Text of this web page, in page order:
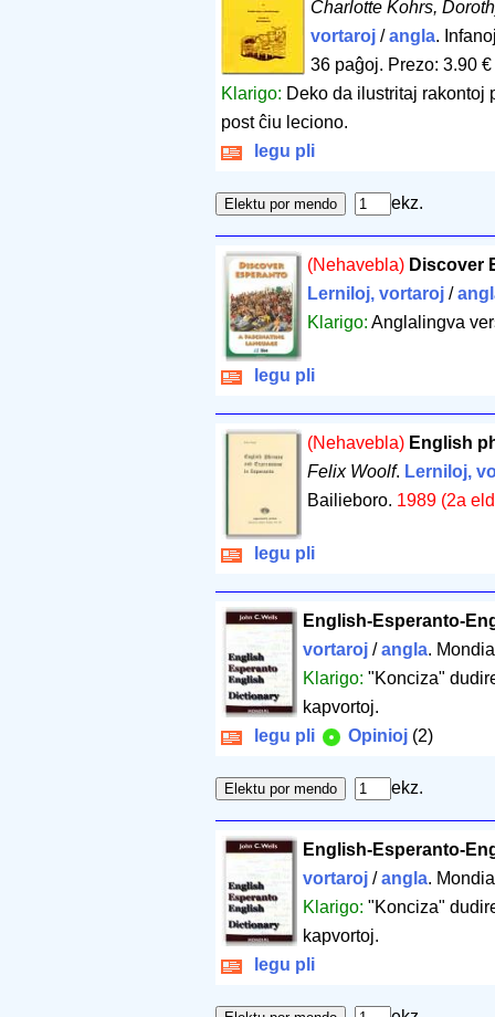
Charlotte Kohrs,
vortaroj /angla.
36 paĝoj. Prezo: 3.90 €
Klarigo: Deko da ilustritaj rakontoj
post ĉiu leciono.
legu pli
ekz.
(Nehavebla) Discover
Lerniloj, vortaroj/
Klarigo: Anglalingva
legu pli
(Nehavebla) English
Felix Woolf. Lerniloj,
Bailieboro. 1989 (2a
legu pli
English-Esperanto-
vortaroj /angla.
Klarigo:"Konciza"
kapvortoj.
legu pli
Opinioj (2)
ekz.
English-Esperanto-
vortaroj /angla.
Klarigo:"Konciza"
kapvortoj.
legu pli